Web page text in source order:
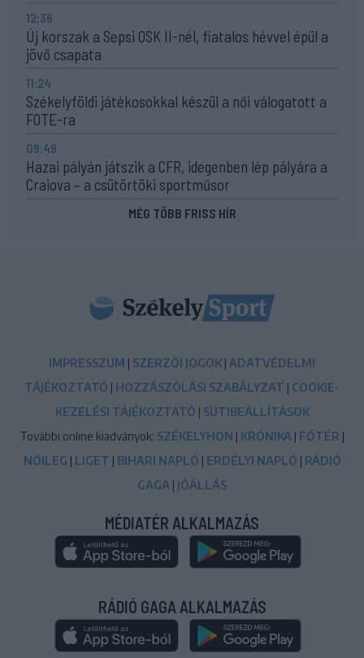
12:36
Új korszak a Sepsi OSK II-nél, fiatalos hévvel épül a
jövő csapata
11:24
Székelyföldi játékosokkal készül a női válogatott a
FOTE-ra
09:49
Hazai pályán játszik a CFR, idegenben lép pályára a
Craiova – a csütörtöki sportműsor
MÉG TÖBB FRISS HÍR
IMPRESSZUM | SZERZŐI JOGOK | ADATVÉDELMI
TÁJÉKOZTATÓ | HOZZÁSZÓLÁSI SZABÁLYZAT | COOKIE-
KEZELÉSI TÁJÉKOZTATÓ | SÜTIBEÁLLÍTÁSOK
További online kiadványok: SZÉKELYHON | KRÓNIKA | FŐTÉR |
NŐILEG | LIGET | BIHARI NAPLÓ | ERDÉLYI NAPLÓ | RÁDIÓ
GAGA | JÓÁLLÁS
MÉDIATÉR ALKALMAZÁS
RÁDIÓ GAGA ALKALMAZÁS